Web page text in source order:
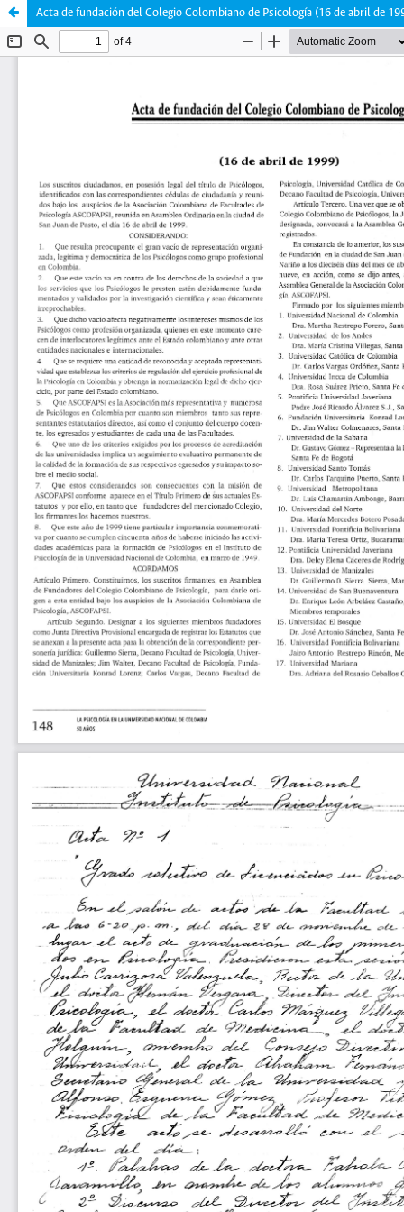
Acta de fundación del Colegio Colombiano de Psicología (16 de abril de